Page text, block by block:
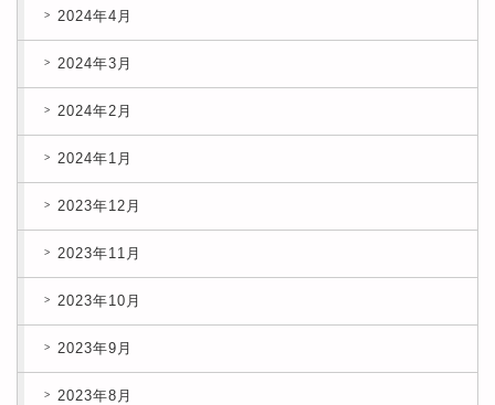
2024年4月
2024年3月
2024年2月
2024年1月
2023年12月
2023年11月
2023年10月
2023年9月
2023年8月